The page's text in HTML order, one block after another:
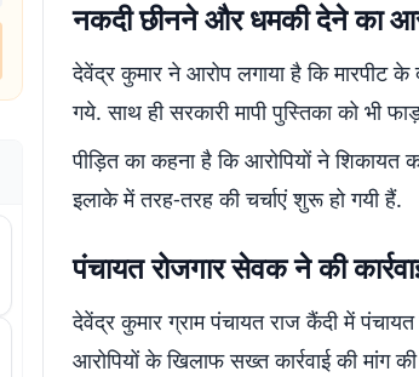
नकदी छीनने और धमकी देने का
देवेंद्र कुमार ने आरोप लगाया है कि मारपीट
गये. साथ ही सरकारी मापी पुस्तिका को भी
पीड़ित का कहना है कि आरोपियों ने
इलाके में तरह-तरह की चर्चाएं शुरू हो गयी हैं.
पंचायत रोजगार सेवक ने की
देवेंद्र कुमार ग्राम पंचायत राज कैंदी में
आरोपियों के खिलाफ सख्त कार्रवाई की मांग